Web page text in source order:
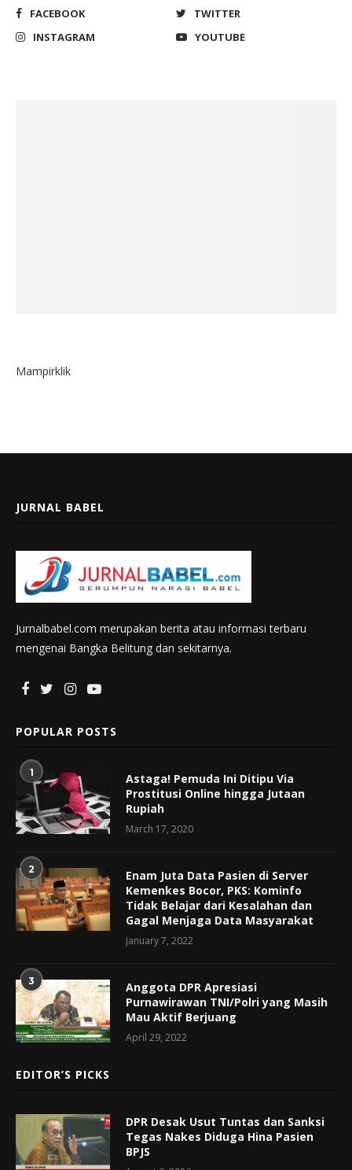
FACEBOOK
TWITTER
INSTAGRAM
YOUTUBE
Mampirklik
JURNAL BABEL
Jurnalbabel.com merupakan berita atau informasi terbaru
mengenai Bangka Belitung dan sekitarnya.
POPULAR POSTS
1
Astaga! Pemuda Ini Ditipu Via
Prostitusi Online hingga Jutaan
Rupiah
March 17, 2020
2
Enam Juta Data Pasien di Server
Kemenkes Bocor, PKS: Kominfo
Tidak Belajar dari Kesalahan dan
Gagal Menjaga Data Masyarakat
January 7, 2022
3
Anggota DPR Apresiasi
Purnawirawan TNI/Polri yang Masih
Mau Aktif Berjuang
April 29, 2022
EDITOR’S PICKS
DPR Desak Usut Tuntas dan Sanksi
Tegas Nakes Diduga Hina Pasien
BPJS